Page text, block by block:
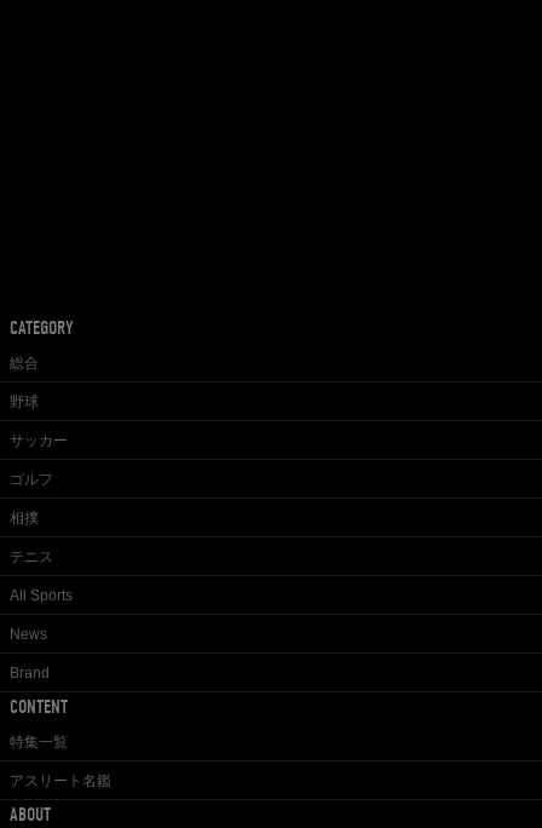
CATEGORY
総合
野球
サッカー
ゴルフ
相撲
テニス
All Sports
News
Brand
CONTENT
特集一覧
アスリート名鑑
ABOUT